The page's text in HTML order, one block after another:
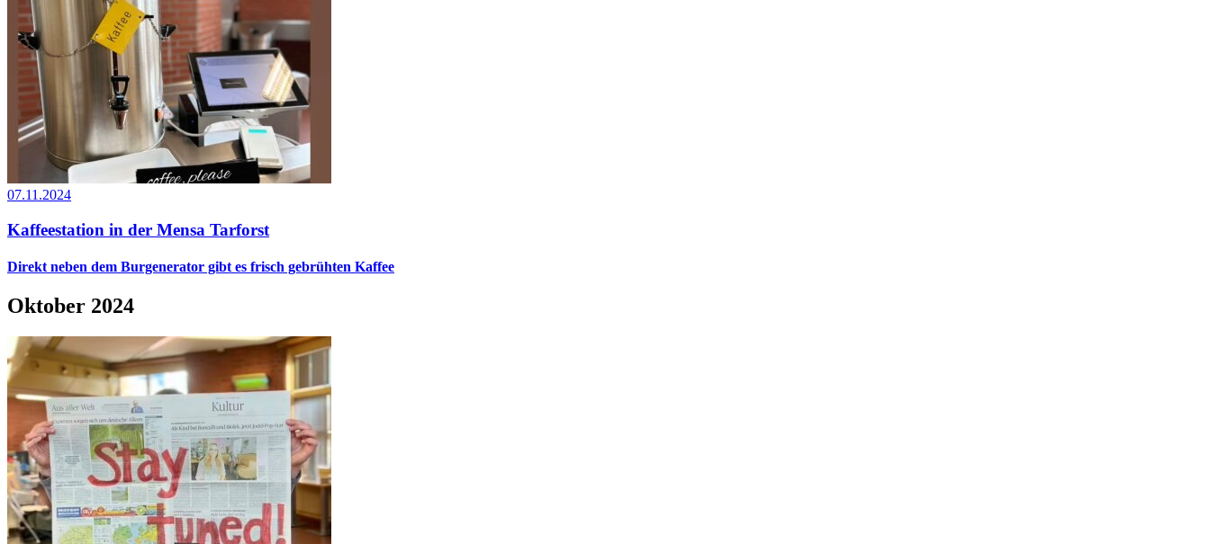
07.11.2024
Kaffeestation in der Mensa Tarforst
Direkt neben dem Burgenerator gibt es frisch gebrühten Kaffee
Oktober 2024